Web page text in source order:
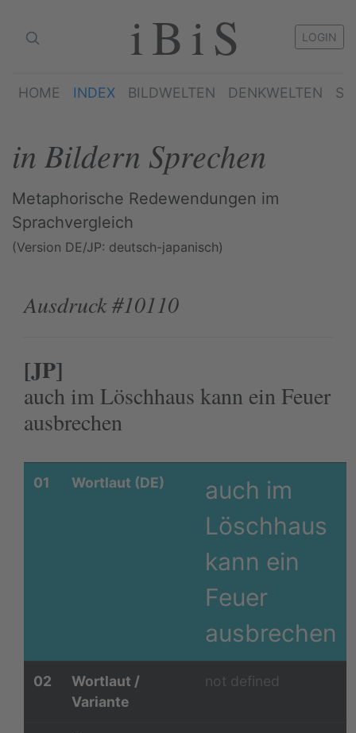
iBiS LOGIN
HOME INDEX BILDWELTEN DENKWELTEN
in Bildern Sprechen
Metaphorische Redewendungen im
Sprachvergleich
(Version DE/JP: deutsch-japanisch)
Ausdruck #10110
[JP]
auch im Löschhaus kann ein Feuer
ausbrechen
01 Wortlaut (DE)
auch im
Löschhaus
kann ein
Feuer
ausbrechen
02
Wortlaut /
Variante
not defined